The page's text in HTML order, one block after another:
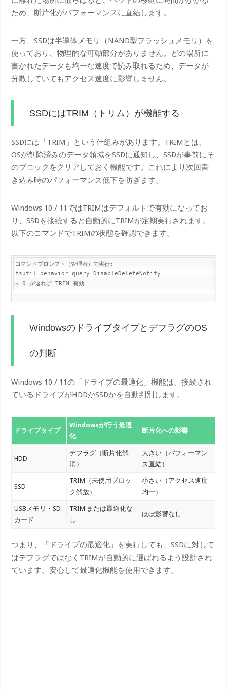
ため、断片化がパフォーマンスに直結します。
一方、SSDは半導体メモリ（NAND型フラッシュメモリ）を
使っており、物理的な可動部分がありません。どの場所に
書かれたデータも均一な速度で読み取れるため、データが
分散していてもアクセス速度に影響しません。
SSDにはTRIM（トリム）が機能する
SSDには「TRIM」という仕組みがあります。TRIMとは、
OSが削除済みのデータ領域をSSDに通知し、SSDが事前にそ
のブロックをクリアしておく機能です。これにより次回書
き込み時のパフォーマンス低下を防ぎます。
Windows 10 / 11ではTRIMはデフォルトで有効になってお
り、SSDを接続すると自動的にTRIMが定期実行されます。
以下のコマンドでTRIMの状態を確認できます。
コマンドプロンプト（管理者）で実行:
fsutil behavior query DisableDeleteNotify
→ 0 が返れば TRIM 有効
WindowsのドライブタイプとデフラグのOS
の判断
Windows 10 / 11の「ドライブの最適化」機能は、接続され
ているドライブがHDDかSSDかを自動判別します。
ドライブタイプ
Windowsが行う最適
化
断片化への影響
HDD
デフラグ（断片化解
消）
大きい（パフォーマン
ス直結）
SSD
TRIM（未使用ブロッ
ク解放）
小さい（アクセス速度
均一）
USBメモリ・SD
カード
TRIM または最適化な
し
ほぼ影響なし
つまり、「ドライブの最適化」を実行しても、SSDに対して
はデフラグではなくTRIMが自動的に選ばれるよう設計され
ています。安心して最適化機能を使用できます。